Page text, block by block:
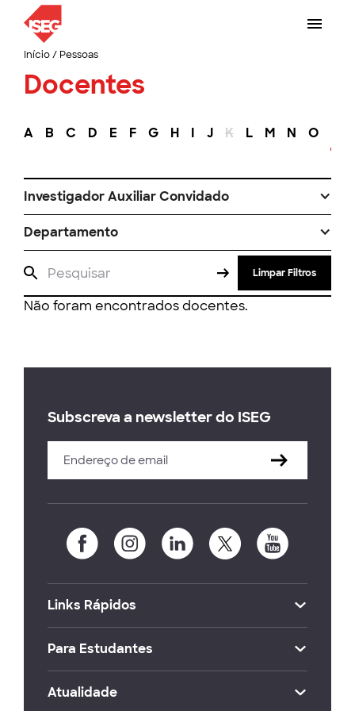
Início/ Pessoas
Docentes
A B C D E F G H I J K L M N O
Investigador Auxiliar Convidado
Departamento
Limpar Filtros
Não foram encontrados docentes.
Subscreva a newsletter do ISEG
Links Rápidos
Para Estudantes
Atualidade